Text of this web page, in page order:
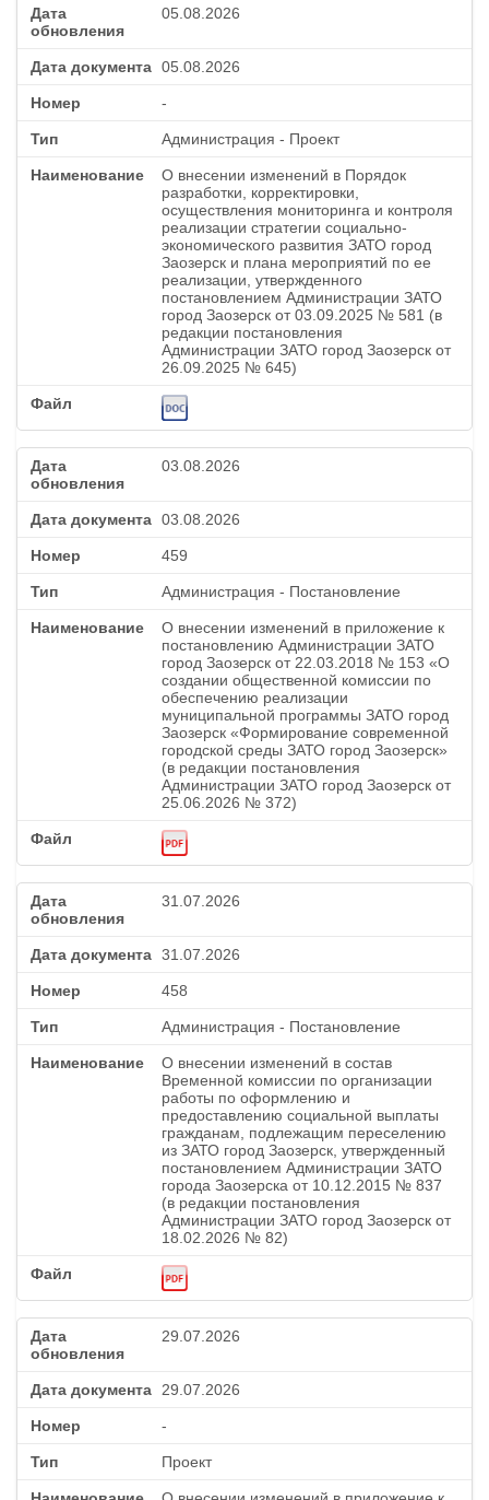
05.08.2026
05.08.2026
-
Администрация - Проект
О внесении изменений в Порядок
разработки, корректировки,
осуществления мониторинга и контроля
реализации стратегии социально-
экономического развития ЗАТО город
Заозерск и плана мероприятий по ее
реализации, утвержденного
постановлением Администрации ЗАТО
город Заозерск от 03.09.2025 № 581 (в
редакции постановления
Администрации ЗАТО город Заозерск от
26.09.2025 № 645)
03.08.2026
03.08.2026
459
Администрация - Постановление
О внесении изменений в приложение к
постановлению Администрации ЗАТО
город Заозерск от 22.03.2018 № 153 «О
создании общественной комиссии по
обеспечению реализации
муниципальной программы ЗАТО город
Заозерск «Формирование современной
городской среды ЗАТО город Заозерск»
(в редакции постановления
Администрации ЗАТО город Заозерск от
25.06.2026 № 372)
31.07.2026
31.07.2026
458
Администрация - Постановление
О внесении изменений в состав
Временной комиссии по организации
работы по оформлению и
предоставлению социальной выплаты
гражданам, подлежащим переселению
из ЗАТО город Заозерск, утвержденный
постановлением Администрации ЗАТО
города Заозерска от 10.12.2015 № 837
(в редакции постановления
Администрации ЗАТО город Заозерск от
18.02.2026 № 82)
29.07.2026
29.07.2026
-
Проект